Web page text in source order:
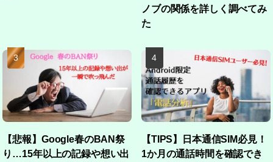
ノブの関係を詳しく調べてみ
た
【悲報】Google春のBAN祭
り…15年以上の記録や想い出
【TIPS】日本通信SIM必見！
1か月の通話時間を確認でき